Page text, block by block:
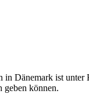
Dänemark ist
geben können.